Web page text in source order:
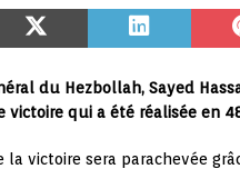
du Hezbollah, Sayed
victoire qui a été réalisée en
la victoire sera parachevée